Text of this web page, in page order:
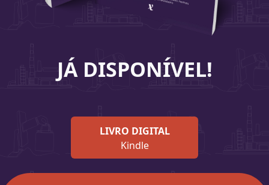
JÁ DISPONÍVEL!
LIVRO DIGITAL
Kindle